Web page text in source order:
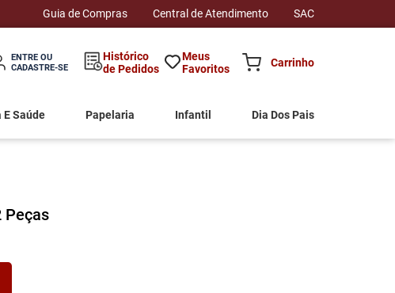
Atendemos somente para CNPJ de lojista no ramo de
Guia de Compras Central de Atendimento SAC
ENTRE OU
CADASTRE-SE
Histórico
de Pedidos
Meus
Favoritos
E Saúde Papelaria Infantil Dia Dos Pais
Peças